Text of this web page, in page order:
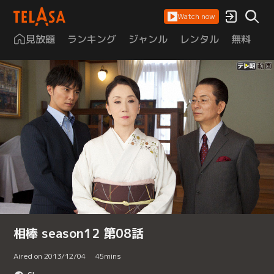
Watch now
見放題 ランキング ジャンル レンタル 無料
相棒 season12 第08話
Aired on 2013/12/04 45mins